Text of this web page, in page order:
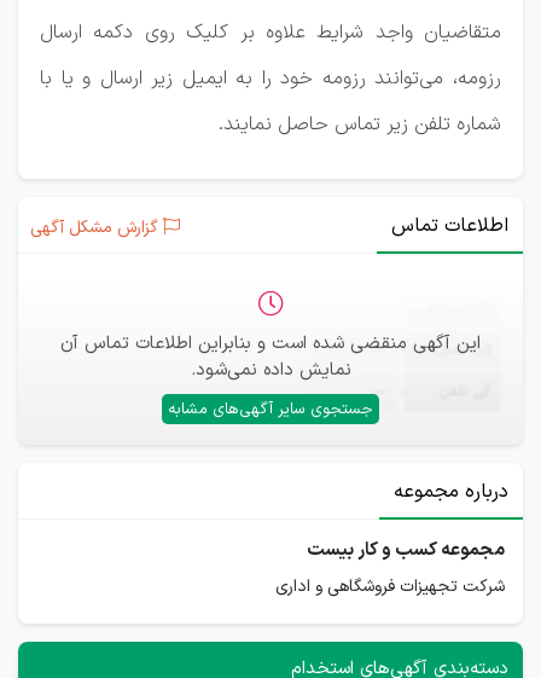
متقاضیان واجد شرایط علاوه بر کلیک روی دکمه ارسال
رزومه، می‌توانند رزومه خود را به ایمیل زیر ارسال و یا با
شماره تلفن زیر تماس حاصل نمایند.
اطلاعات تماس گزارش مشکل آگهی
این آگهی منقضی شده است و بنابراین اطلاعات تماس آن
نمایش داده نمی‌شود.
جستجوی سایر آگهی‌های مشابه
ایمیل —
—
درباره مجموعه
مجموعه کسب و کار بیست
شرکت تجهیزات فروشگاهی و اداری
دسته‌بندی آگهی‌های استخدام